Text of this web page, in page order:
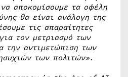
αποκομίσουμε τα οφέλη
θα είναι ανάλογη της
τις απαραίτητες
τον μετριασμό των
την αντιμετώπιση των
των πολιτών».